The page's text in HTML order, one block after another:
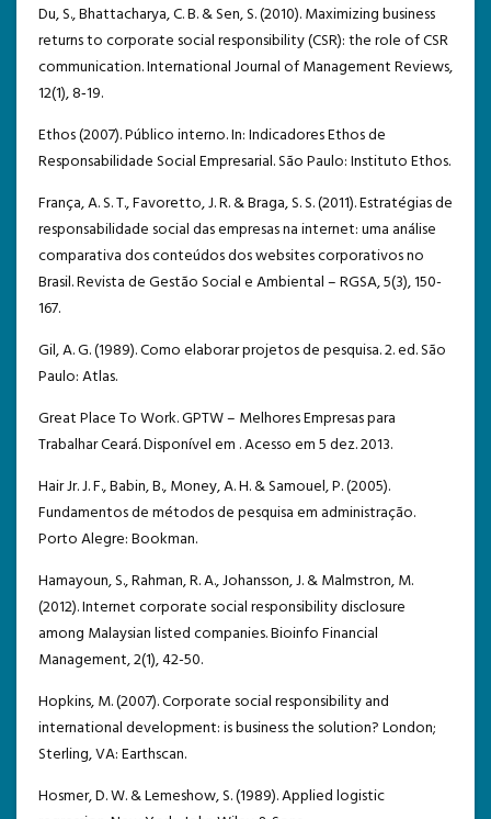
Du, S., Bhattacharya, C. B. & Sen, S. (2010). Maximizing business
returns to corporate social responsibility (CSR): the role of CSR
communication. International Journal of Management Reviews,
12(1), 8‐19.
Ethos (2007). Público interno. In: Indicadores Ethos de
Responsabilidade Social Empresarial. São Paulo: Instituto Ethos.
França, A. S. T., Favoretto, J. R. & Braga, S. S. (2011). Estratégias de
responsabilidade social das empresas na internet: uma análise
comparativa dos conteúdos dos websites corporativos no
Brasil. Revista de Gestão Social e Ambiental – RGSA, 5(3), 150-
167.
Gil, A. G. (1989). Como elaborar projetos de pesquisa. 2. ed. São
Paulo: Atlas.
Great Place To Work. GPTW – Melhores Empresas para
Trabalhar Ceará. Disponível em . Acesso em 5 dez. 2013.
Hair Jr. J. F., Babin, B., Money, A. H. & Samouel, P. (2005).
Fundamentos de métodos de pesquisa em administração.
Porto Alegre: Bookman.
Hamayoun, S., Rahman, R. A., Johansson, J. & Malmstron, M.
(2012). Internet corporate social responsibility disclosure
among Malaysian listed companies. Bioinfo Financial
Management, 2(1), 42-50.
Hopkins, M. (2007). Corporate social responsibility and
international development: is business the solution? London;
Sterling, VA: Earthscan.
Hosmer, D. W. & Lemeshow, S. (1989). Applied logistic